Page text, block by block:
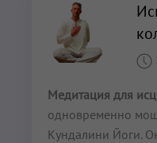
Медитация для
одновременно
Кундалини Йоги.